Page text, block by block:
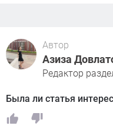
Автор
Азиза
Редактор
Была ли статья